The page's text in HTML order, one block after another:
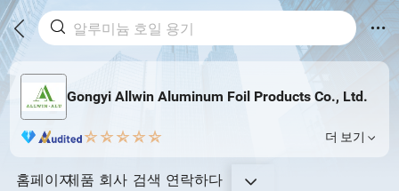
Gongyi Allwin Aluminum Foil Products Co., Ltd.
더 보기
홈페이지제품 회사 검색 연락하다